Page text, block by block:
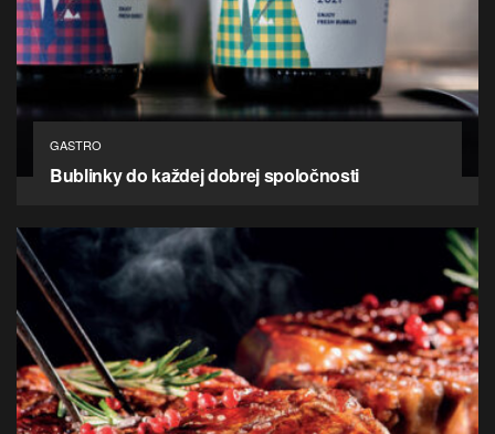
GASTRO
Bublinky do každej dobrej spoločnosti